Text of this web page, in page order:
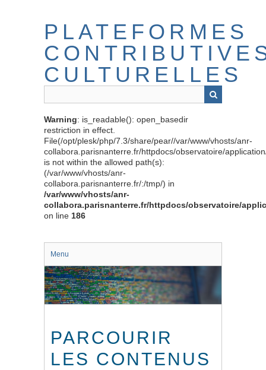
PLATEFORMES
CULTURELLES
Warning: is_readable(): open_basedir
restriction in effect.
File(/opt/plesk/php/7.3/share/pear//var/www/vhosts/anr-
collabora.parisnanterre.fr/httpdocs/observatoire/
is not within the allowed path(s):
(/var/www/vhosts/anr-
collabora.parisnanterre.fr/:/tmp/) in
/var/www/vhosts/anr-
collabora.parisnanterre.fr/httpdocs/observatoire/
on line 186
Menu
PARCOURIR
LES CONTENUS